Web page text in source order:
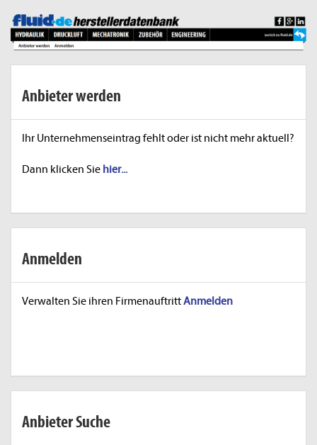
Anbieter werden
Ihr Unternehmenseintrag fehlt oder ist nicht mehr aktuell?
Dann klicken Sie hier...
Anmelden
Verwalten Sie ihren FirmenauftrittAnmelden
Anbieter Suche